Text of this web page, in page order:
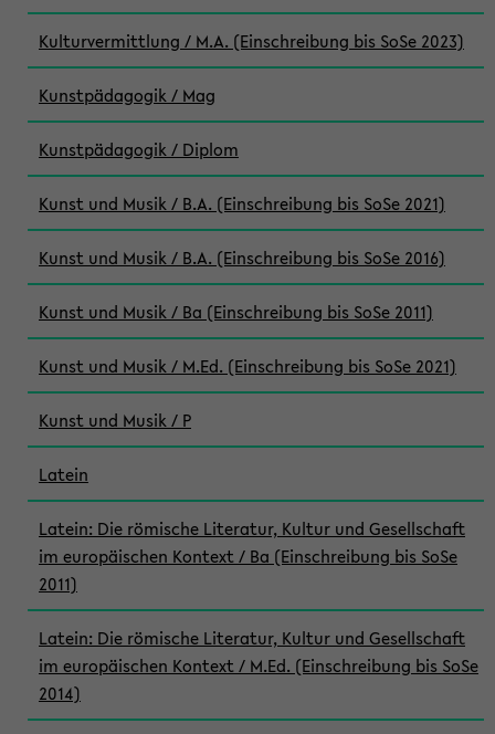
Kulturvermittlung / M.A. (Einschreibung bis SoSe 2023)
Kunstpädagogik / Mag
Kunstpädagogik / Diplom
Kunst und Musik / B.A. (Einschreibung bis SoSe 2021)
Kunst und Musik / B.A. (Einschreibung bis SoSe 2016)
Kunst und Musik / Ba (Einschreibung bis SoSe 2011)
Kunst und Musik / M.Ed. (Einschreibung bis SoSe 2021)
Kunst und Musik / P
Latein
Latein: Die römische Literatur, Kultur und Gesellschaft
im europäischen Kontext / Ba (Einschreibung bis SoSe
2011)
Latein: Die römische Literatur, Kultur und Gesellschaft
im europäischen Kontext / M.Ed. (Einschreibung bis SoSe
2014)